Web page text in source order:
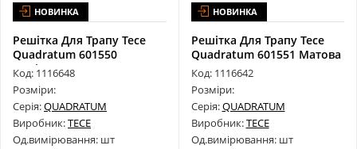
НОВИНКА
Решітка Для Трапу Tece
Quadratum 601550
Полірова Для...
Код: 1116648
Розміри:
Серія:QUADRATUM
Виробник:TECE
Од.вимірювання: шт
НОВИНКА
Решітка Для Трапу Tece
Quadratum 601551 Матова
Для К...
Код: 1116642
Розміри:
Серія:QUADRATUM
Виробник:TECE
Од.вимірювання: шт